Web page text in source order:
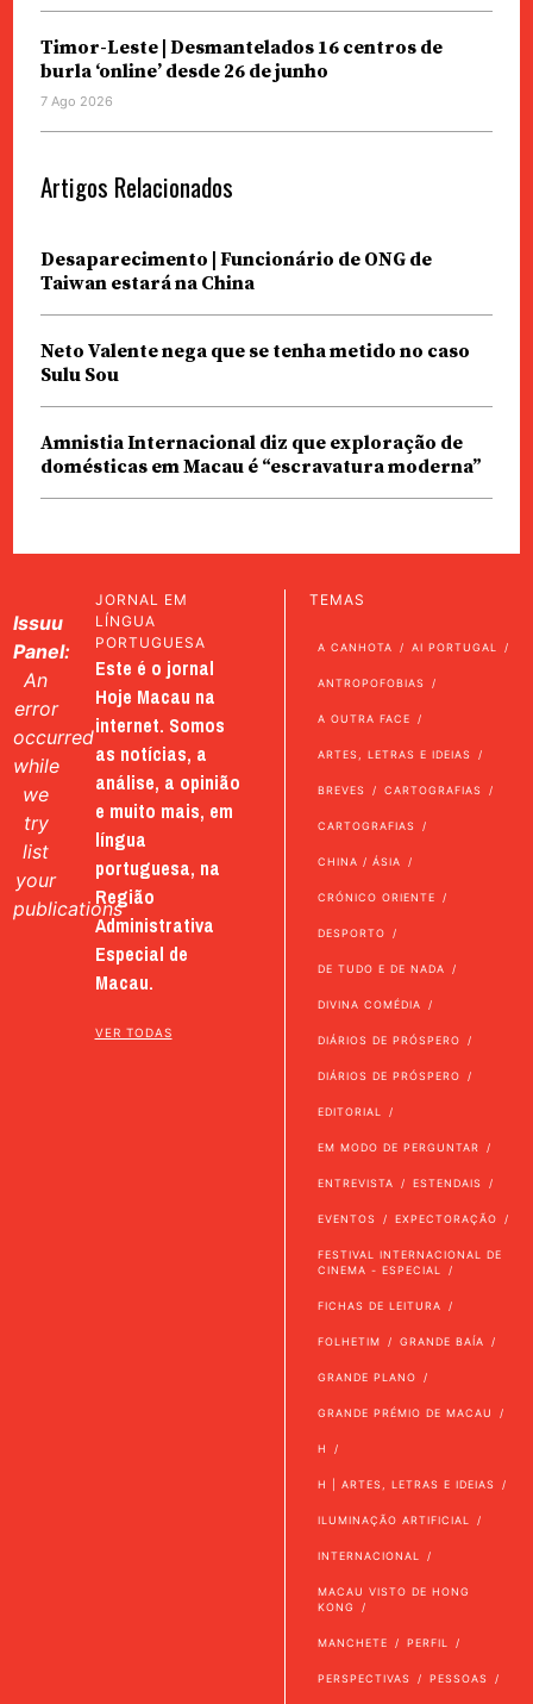
Timor-Leste | Desmantelados 16 centros de
burla ‘online’ desde 26 de junho
7 Ago 2026
Artigos Relacionados
Desaparecimento | Funcionário de ONG de
Taiwan estará na China
Neto Valente nega que se tenha metido no caso
Sulu Sou
Amnistia Internacional diz que exploração de
domésticas em Macau é “escravatura moderna”
Issuu
Panel:
An
error
occurred
while
we
try
list
your
publications
JORNAL EM
LÍNGUA
PORTUGUESA
Este é o jornal
Hoje Macau na
internet. Somos
as notícias, a
análise, a opinião
e muito mais, em
língua
portuguesa, na
Região
Administrativa
Especial de
Macau.
VER TODAS
TEMAS
A CANHOTA AI PORTUGAL
ANTROPOFOBIAS
A OUTRA FACE
ARTES, LETRAS E IDEIAS
BREVES CARTOGRAFIAS
CARTOGRAFIAS
CHINA / ÁSIA
CRÓNICO ORIENTE
DESPORTO
DE TUDO E DE NADA
DIVINA COMÉDIA
DIÁRIOS DE PRÓSPERO
DIÁRIOS DE PRÓSPERO
EDITORIAL
EM MODO DE PERGUNTAR
ENTREVISTA ESTENDAIS
EVENTOS EXPECTORAÇÃO
FESTIVAL INTERNACIONAL DE
CINEMA - ESPECIAL
FICHAS DE LEITURA
FOLHETIM GRANDE BAÍA
GRANDE PLANO
GRANDE PRÉMIO DE MACAU
H
H | ARTES, LETRAS E IDEIAS
ILUMINAÇÃO ARTIFICIAL
INTERNACIONAL
MACAU VISTO DE HONG
KONG
MANCHETE PERFIL
PERSPECTIVAS PESSOAS